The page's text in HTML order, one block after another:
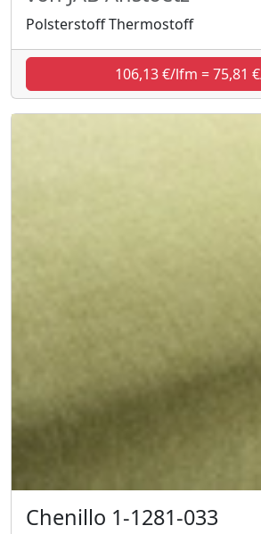
Polsterstoff Thermostoff
106,13 €/lfm = 75,81
Chenillo 1-1281-033